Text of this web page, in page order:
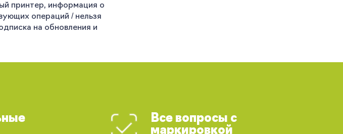
принтер, информация о
операций / нельзя
на обновления и
Все вопросы с
маркировкой